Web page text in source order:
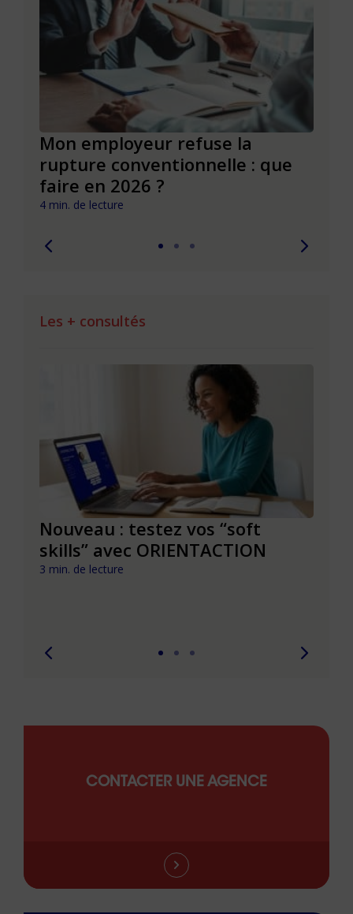
Mon employeur refuse la
rupture conventionnelle : que
faire en 2026 ?
4 min. de lecture
Les + consultés
Nouveau : testez vos “soft
skills” avec ORIENTACTION
3 min. de lecture
CONTACTER UNE AGENCE